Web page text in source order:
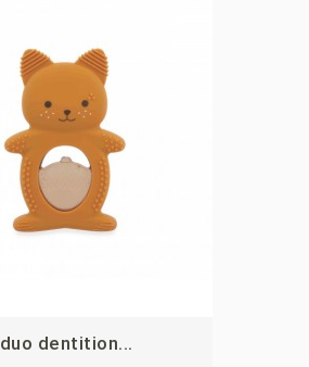
APERÇU
duo dentition...